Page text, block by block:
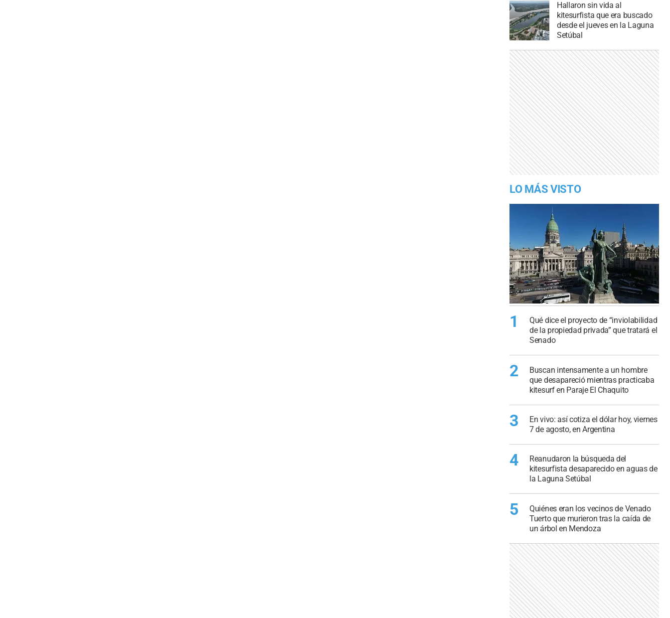
Hallaron sin vida al
kitesurfista que era buscado
desde el jueves en la Laguna
Setúbal
LO MÁS VISTO
1
Qué dice el proyecto de “inviolabilidad
de la propiedad privada” que tratará el
Senado
2
Buscan intensamente a un hombre
que desapareció mientras practicaba
kitesurf en Paraje El Chaquito
3
En vivo: así cotiza el dólar hoy, viernes
7 de agosto, en Argentina
4
Reanudaron la búsqueda del
kitesurfista desaparecido en aguas de
la Laguna Setúbal
5
Quiénes eran los vecinos de Venado
Tuerto que murieron tras la caída de
un árbol en Mendoza